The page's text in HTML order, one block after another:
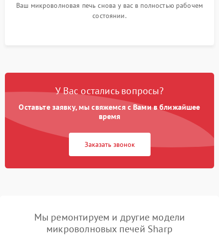
Ваш микроволновая печь снова у вас в полностью рабочем
состоянии.
У Вас остались вопросы?
Оставьте заявку, мы свяжемся с Вами в ближайшее
время
Заказать звонок
Мы ремонтируем и другие модели
микроволновых печей Sharp